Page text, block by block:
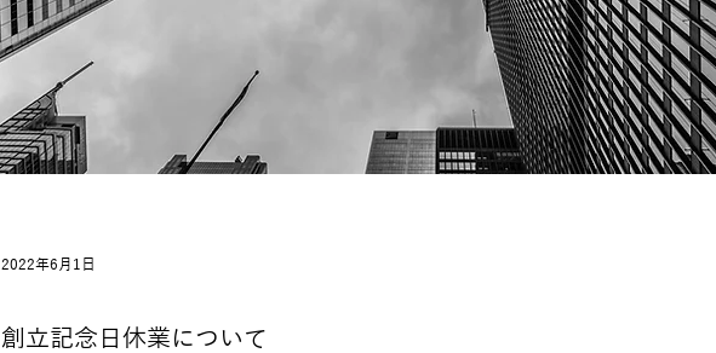
2022年6月1日
創立記念日休業について